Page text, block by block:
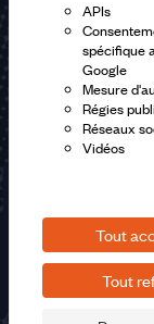
APIs
spécifique
Google
Mesure
Régies
Réseaux
Vidéos
Tout
Tout
En m'inscrivant
la